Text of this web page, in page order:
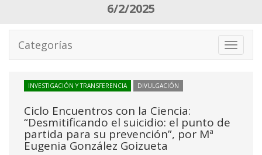
6/2/2025
Toggle
Categorías
INVESTIGACIÓN Y TRANSFERENCIA DIVULGACIÓN
Ciclo Encuentros con la Ciencia:
“Desmitificando el suicidio: el punto de
partida para su prevención”, por Mª
Eugenia González Goizueta